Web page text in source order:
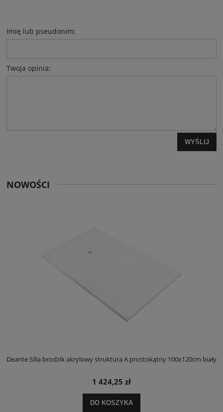
Imię lub pseudonim:
Twoja opinia:
WYŚLIJ
NOWOŚCI
Deante Silia brodzik akrylowy struktura A prostokątny 100x120cm biały
1 424,25 zł
DO KOSZYKA